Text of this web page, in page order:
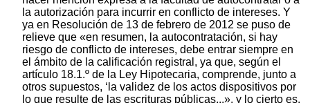
la autorización para incurrir en conflicto de intereses. Y
ya en Resolución de 13 de febrero de 2012 se puso de
relieve que «en resumen, la autocontratación, si hay
riesgo de conflicto de intereses, debe entrar siempre en
el ámbito de la calificación registral, ya que, según el
artículo 18.1.º de la Ley Hipotecaria, comprende, junto a
otros supuestos, ‘la validez de los actos dispositivos por
lo que resulte de las escrituras públicas...», y lo cierto es,